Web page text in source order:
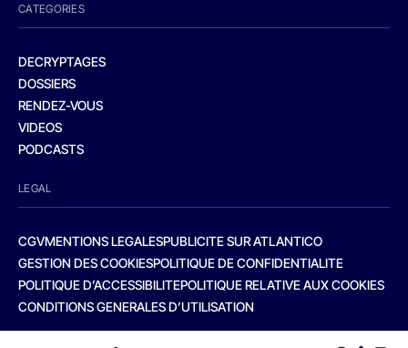
CATEGORIES
DECRYPTAGES
DOSSIERS
RENDEZ-VOUS
VIDEOS
PODCASTS
LEGAL
CGVMENTIONS LEGALESPUBLICITE SUR ATLANTICO
GESTION DES COOKIESPOLITIQUE DE CONFIDENTIALITE
POLITIQUE D’ACCESSIBILITEPOLITIQUE RELATIVE AUX COOKIES
CONDITIONS GENERALES D’UTILISATION